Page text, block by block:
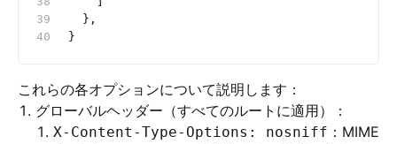
  },
}
これらの各オプションについて説明します：
グローバルヘッダー（すべてのルートに適用）：
X-Content-Type-Options: nosniff ：MIME